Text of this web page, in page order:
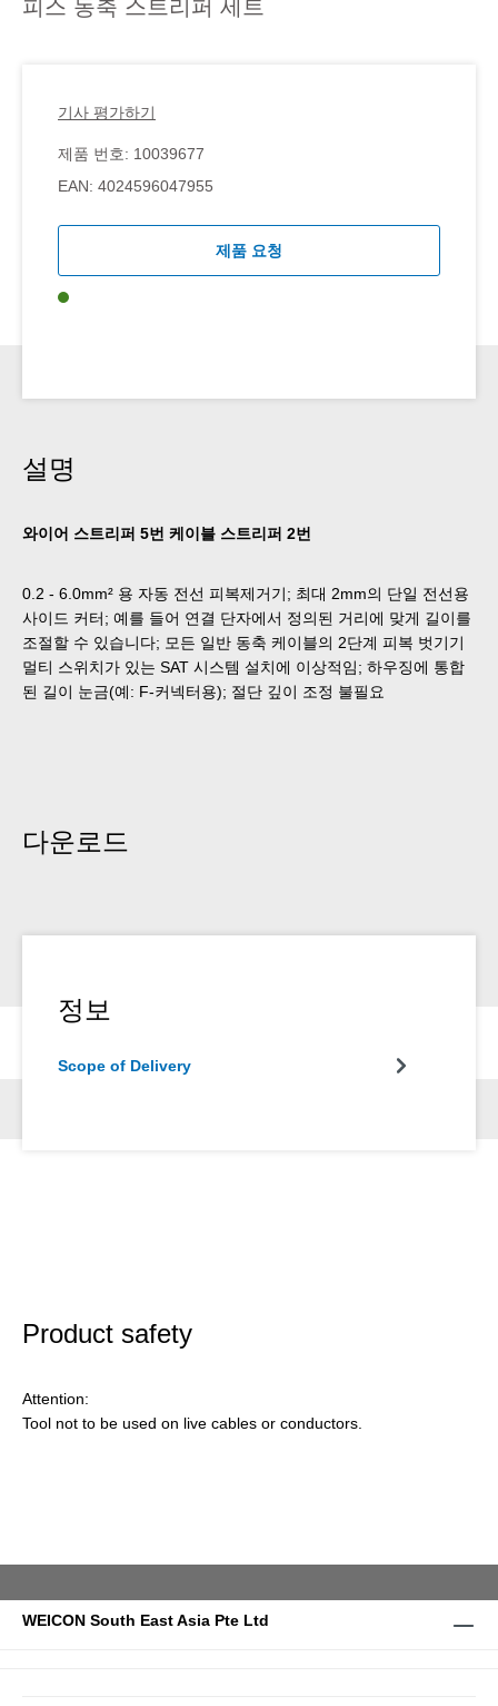
피스 동축 스트리퍼 세트
기사 평가하기
제품 번호: 10039677
EAN: 4024596047955
제품 요청
설명
와이어 스트리퍼 5번 케이블 스트리퍼 2번
0.2 - 6.0mm² 용 자동 전선 피복제거기; 최대 2mm의 단일 전선용
사이드 커터; 예를 들어 연결 단자에서 정의된 거리에 맞게 길이를
조절할 수 있습니다; 모든 일반 동축 케이블의 2단계 피복 벗기기
멀티 스위치가 있는 SAT 시스템 설치에 이상적임; 하우징에 통합
된 길이 눈금(예: F-커넥터용); 절단 깊이 조정 불필요
다운로드
정보
Scope of Delivery
Product safety
Attention:
Tool not to be used on live cables or conductors.
WEICON South East Asia Pte Ltd